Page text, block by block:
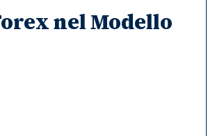
nel Modello